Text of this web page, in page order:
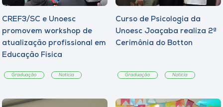
CREF3/SC e Unoesc
promovem workshop de
atualização profissional em
Educação Física
Graduação Notícia
Curso de Psicologia da
Unoesc Joaçaba realiza 2ª
Cerimônia do Botton
Graduação Notícia